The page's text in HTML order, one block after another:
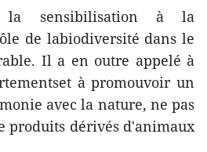
la sensibilisation à la
de labiodiversité dans le
Il a en outre appelé à
à promouvoir un
avec la nature, ne pas
produits dérivés d'animaux